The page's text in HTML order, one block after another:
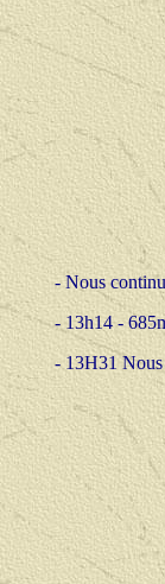
- Nous
- 13h14 -
- 13H31 Nous